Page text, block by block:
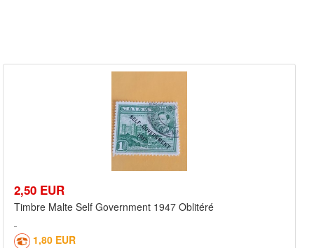
2,50 EUR
Timbre Malte Self Government 1947 Oblitéré
1,80 EUR